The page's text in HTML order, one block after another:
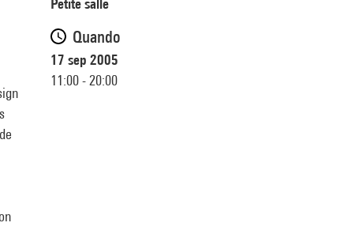
Petite salle
Quando
17 sep 2005
11:00 - 20:00